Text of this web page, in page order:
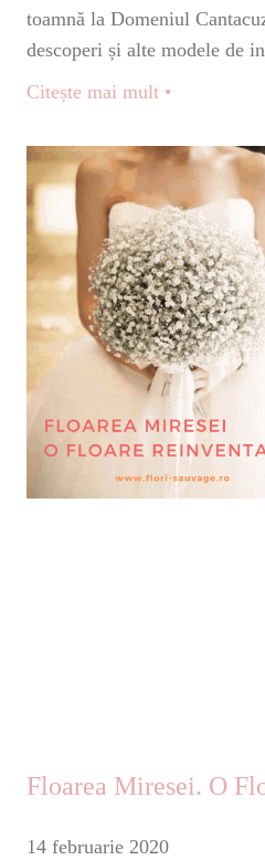
toamnă la Domeniul
descoperi și alte modele de
Citește mai mult •
Floarea Miresei. O
14 februarie 2020